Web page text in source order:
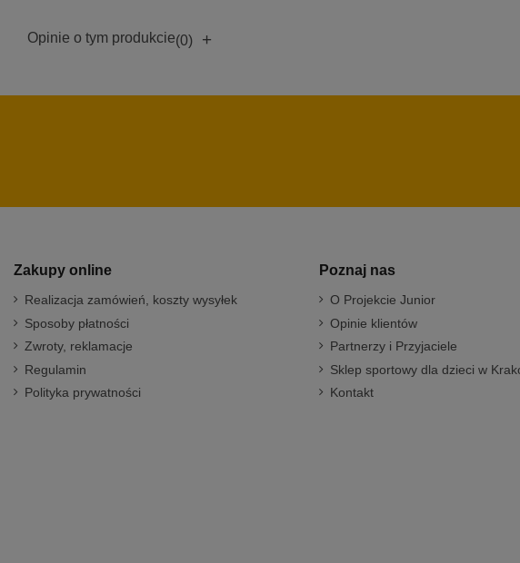
Opinie o tym produkcie(0) +
Zakupy online
Realizacja zamówień, koszty wysyłek
Sposoby płatności
Zwroty, reklamacje
Regulamin
Polityka prywatności
Poznaj nas
O Projekcie Junior
Opinie klientów
Partnerzy i Przyjaciele
Sklep sportowy dla dzieci w
Kontakt